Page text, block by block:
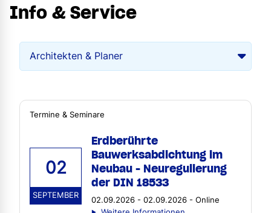
Info & Service
Termine & Seminare
02
SEPTEMBER
Erdberührte
Bauwerksabdichtung im
Neubau - Neuregulierung
der DIN 18533
02.09.2026 - 02.09.2026 - Online